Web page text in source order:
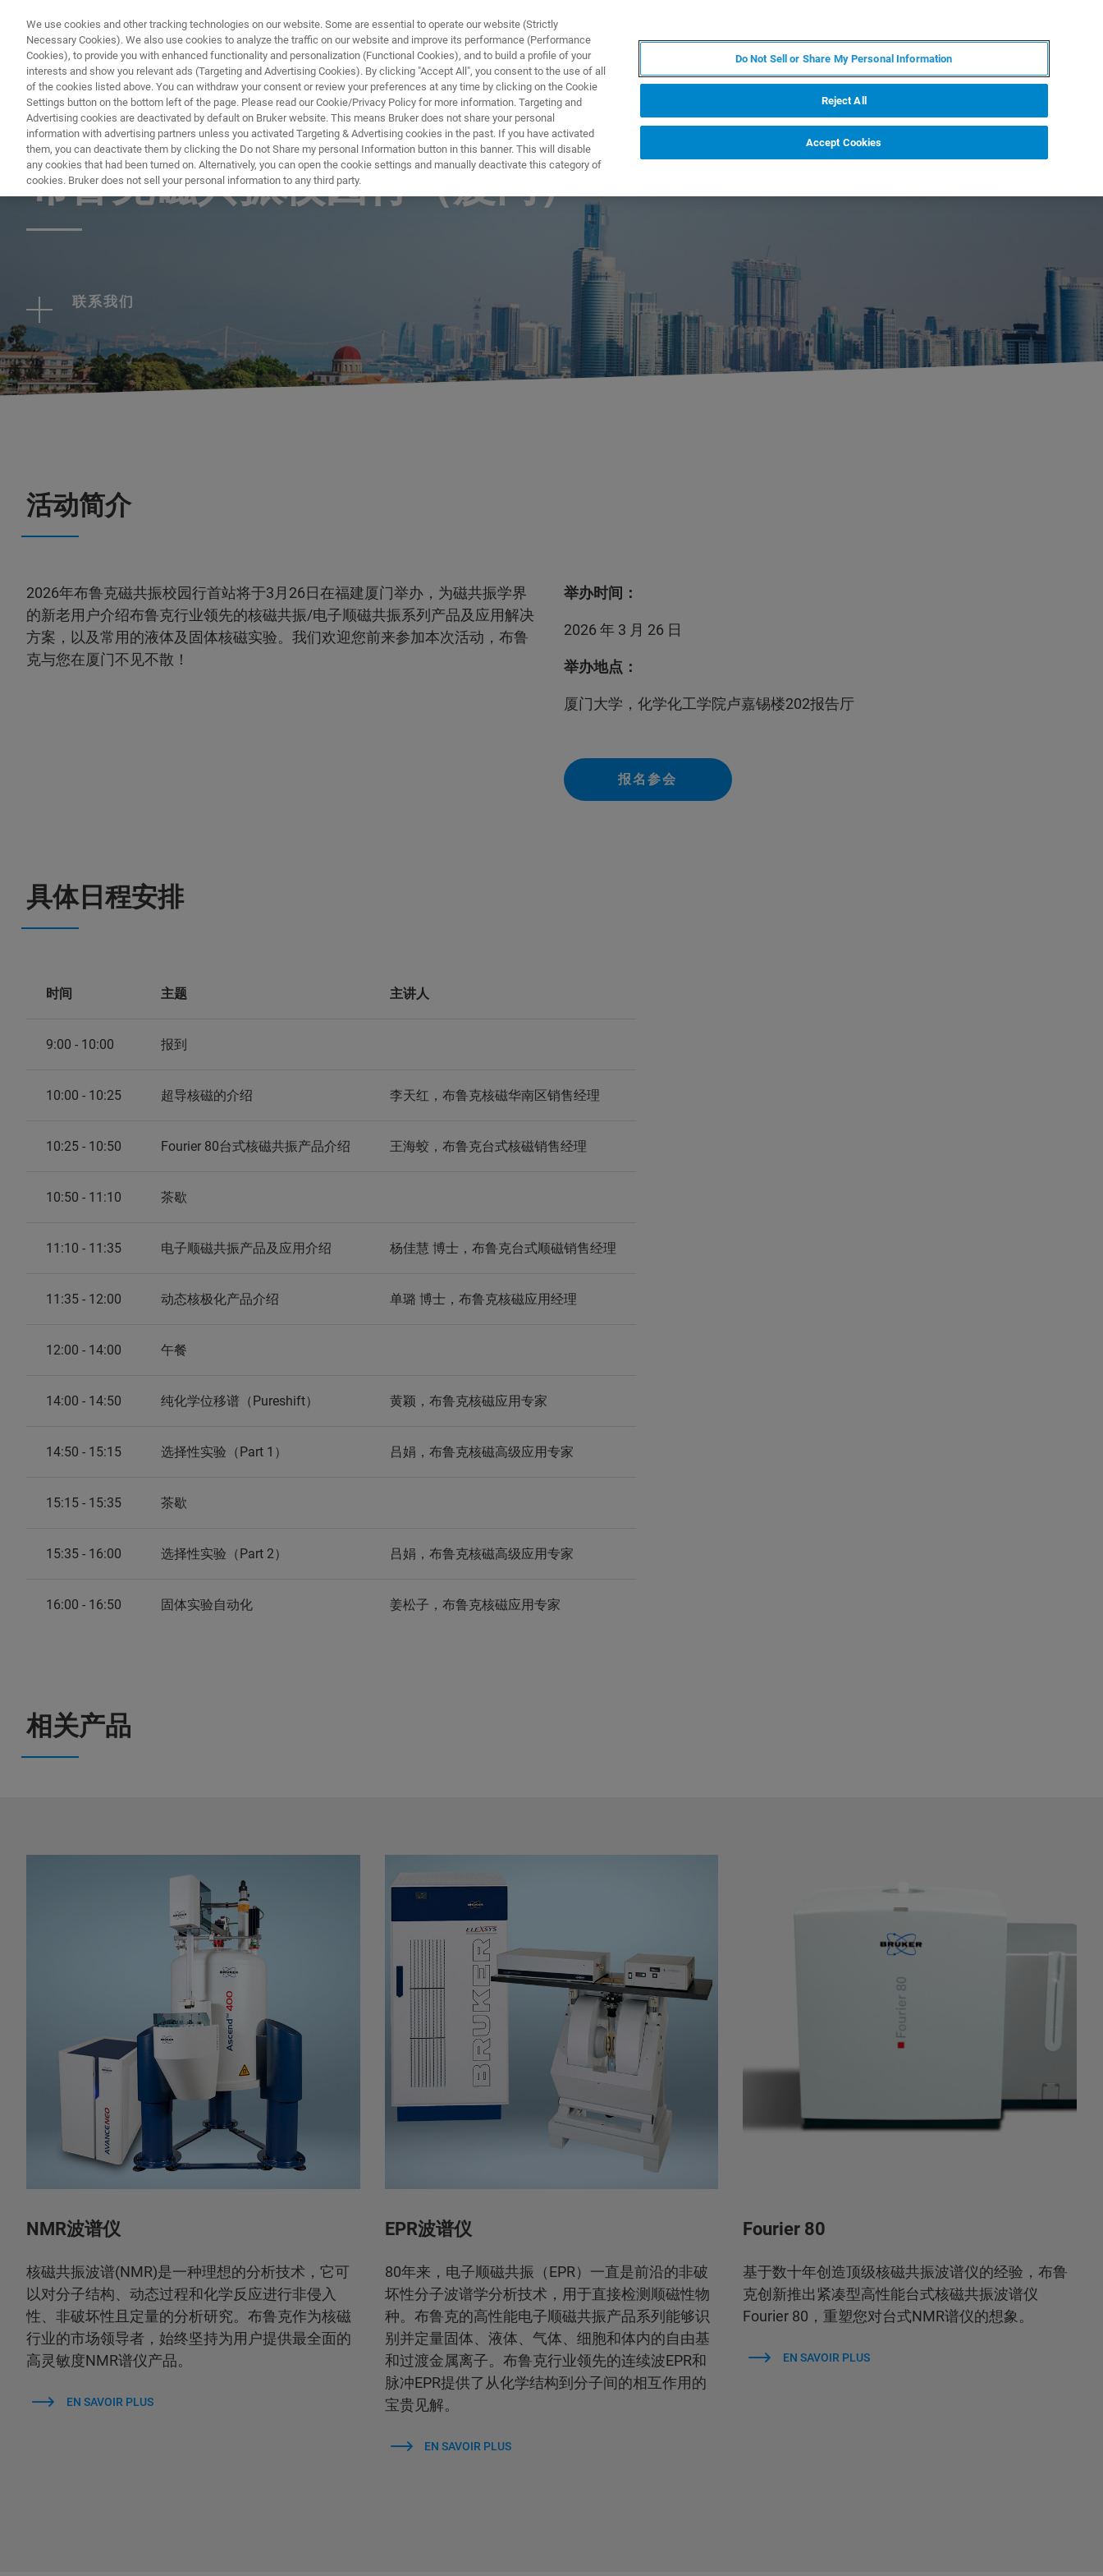
EVENT - CHINA
布鲁克磁共振校园行（厦门）
联系我们
活动简介
2026年布鲁克磁共振校园行首站将于3月26日在福建厦门举办，为磁共振学界
的新老用户介绍布鲁克行业领先的核磁共振/电子顺磁共振系列产品及应用解决
方案，以及常用的液体及固体核磁实验。我们欢迎您前来参加本次活动，布鲁
克与您在厦门不见不散！
举办时间：
2026 年 3 月 26 日
举办地点：
厦门大学，化学化工学院卢嘉锡楼202报告厅
报名参会
具体日程安排
时间 主题 主讲人
9:00 - 10:00 报到
10:00 - 10:25 超导核磁的介绍 李天红，布鲁克核磁华南区销售经理
10:25 - 10:50 Fourier 80台式核磁共振产品介绍 王海蛟，布鲁克台式核磁销售经理
10:50 - 11:10 茶歇
11:10 - 11:35 电子顺磁共振产品及应用介绍 杨佳慧 博士，布鲁克台式顺磁销售经理
11:35 - 12:00 动态核极化产品介绍 单璐 博士，布鲁克核磁应用经理
12:00 - 14:00 午餐
14:00 - 14:50 纯化学位移谱（Pureshift） 黄颖，布鲁克核磁应用专家
14:50 - 15:15 选择性实验（Part 1） 吕娟，布鲁克核磁高级应用专家
15:15 - 15:35 茶歇
15:35 - 16:00 选择性实验（Part 2） 吕娟，布鲁克核磁高级应用专家
16:00 - 16:50 固体实验自动化 姜松子，布鲁克核磁应用专家
相关产品
NMR波谱仪
核磁共振波谱(NMR)是一种理想的分析技术，它可
以对分子结构、动态过程和化学反应进行非侵入
性、非破坏性且定量的分析研究。布鲁克作为核磁
行业的市场领导者，始终坚持为用户提供最全面的
高灵敏度NMR谱仪产品。
EN SAVOIR PLUS
EPR波谱仪
80年来，电子顺磁共振（EPR）一直是前沿的非破
坏性分子波谱学分析技术，用于直接检测顺磁性物
种。布鲁克的高性能电子顺磁共振产品系列能够识
别并定量固体、液体、气体、细胞和体内的自由基
和过渡金属离子。布鲁克行业领先的连续波EPR和
脉冲EPR提供了从化学结构到分子间的相互作用的
宝贵见解。
EN SAVOIR PLUS
Fourier 80
基于数十年创造顶级核磁共振波谱仪的经验，布鲁
克创新推出紧凑型高性能台式核磁共振波谱仪
Fourier 80，重塑您对台式NMR谱仪的想象。
EN SAVOIR PLUS
We use cookies and other tracking technologies on our website. Some are essential to operate our website (Strictly
Necessary Cookies). We also use cookies to analyze the traffic on our website and improve its performance (Performance
Cookies), to provide you with enhanced functionality and personalization (Functional Cookies), and to build a profile of your
interests and show you relevant ads (Targeting and Advertising Cookies). By clicking "Accept All", you consent to the use of all
of the cookies listed above. You can withdraw your consent or review your preferences at any time by clicking on the Cookie
Settings button on the bottom left of the page. Please read our Cookie/Privacy Policy for more information. Targeting and
Advertising cookies are deactivated by default on Bruker website. This means Bruker does not share your personal
information with advertising partners unless you activated Targeting & Advertising cookies in the past. If you have activated
them, you can deactivate them by clicking the Do not Share my personal Information button in this banner. This will disable
any cookies that had been turned on. Alternatively, you can open the cookie settings and manually deactivate this category of
cookies. Bruker does not sell your personal information to any third party.
Do Not Sell or Share My Personal Information
Reject All
Accept Cookies